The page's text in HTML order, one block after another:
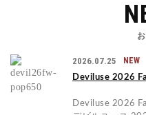
2026.07.25 NEW
Deviluse 2026
Deviluse 2026